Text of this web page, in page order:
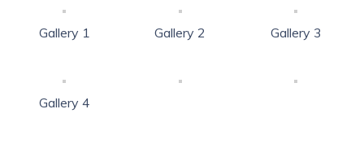
Gallery 1 Gallery 2 Gallery 3
Gallery 4